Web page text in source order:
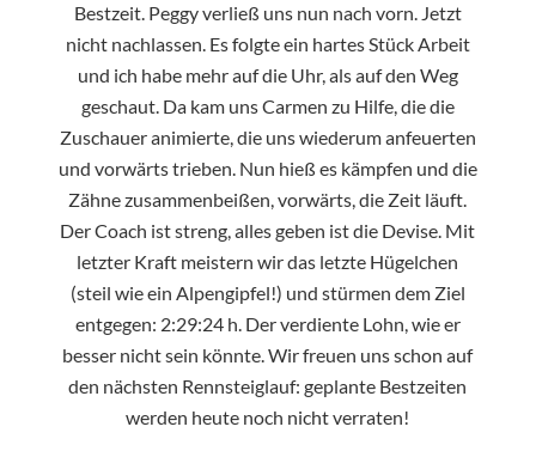
Bestzeit. Peggy verließ uns nun nach vorn. Jetzt
nicht nachlassen. Es folgte ein hartes Stück Arbeit
und ich habe mehr auf die Uhr, als auf den Weg
geschaut. Da kam uns Carmen zu Hilfe, die die
Zuschauer animierte, die uns wiederum anfeuerten
und vorwärts trieben. Nun hieß es kämpfen und die
Zähne zusammenbeißen, vorwärts, die Zeit läuft.
Der Coach ist streng, alles geben ist die Devise. Mit
letzter Kraft meistern wir das letzte Hügelchen
(steil wie ein Alpengipfel!) und stürmen dem Ziel
entgegen: 2:29:24 h. Der verdiente Lohn, wie er
besser nicht sein könnte. Wir freuen uns schon auf
den nächsten Rennsteiglauf: geplante Bestzeiten
werden heute noch nicht verraten!